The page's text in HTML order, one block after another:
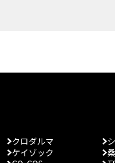
クロダルマ
ケイゾック